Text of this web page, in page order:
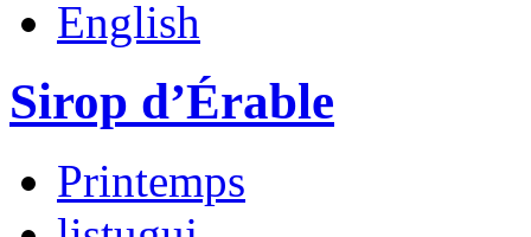
English
Sirop d’Érable
Printemps